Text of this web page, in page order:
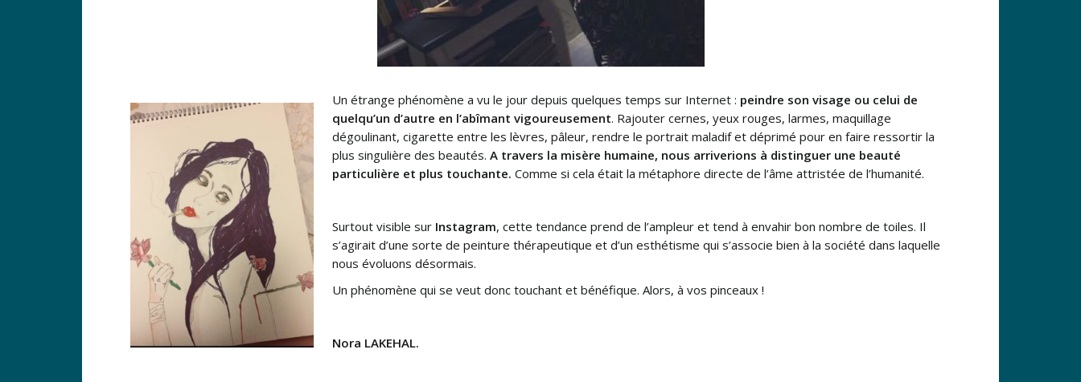
Un étrange phénomène a vu le jour depuis quelques temps sur Internet : peindre son visage ou celui de
quelqu’un d’autre en l’abîmant vigoureusement. Rajouter cernes, yeux rouges, larmes, maquillage
dégoulinant, cigarette entre les lèvres, pâleur, rendre le portrait maladif et déprimé pour en faire ressortir la
plus singulière des beautés. A travers la misère humaine, nous arriverions à distinguer une beauté
particulière et plus touchante. Comme si cela était la métaphore directe de l’âme attristée de l’humanité.
Surtout visible sur Instagram, cette tendance prend de l’ampleur et tend à envahir bon nombre de toiles. Il
s’agirait d’une sorte de peinture thérapeutique et d’un esthétisme qui s’associe bien à la société dans laquelle
nous évoluons désormais.
Un phénomène qui se veut donc touchant et bénéfique. Alors, à vos pinceaux !
Nora LAKEHAL.